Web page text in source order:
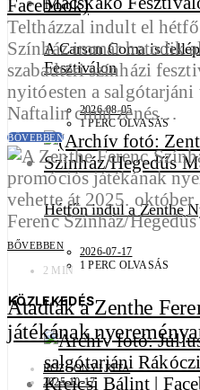
A Carson Coma is
Fesztiválon
2026-08-05
1 PERC OLVASÁS
Hétfőn indul a Zenthe
2026-07-17
1 PERC OLVASÁS
KÖZLEKEDÉS
Teltházzal indult el hétfő
Színház immár hatodik
szabadtéri színházi
nyitóesten a salgótarjáni
Naftalin című zenés…
BŐVEBBEN
BŐVEBBEN
2 MIN
Átadták a Zenthe
játékának
ROZGONYI RITA
2025-10-17